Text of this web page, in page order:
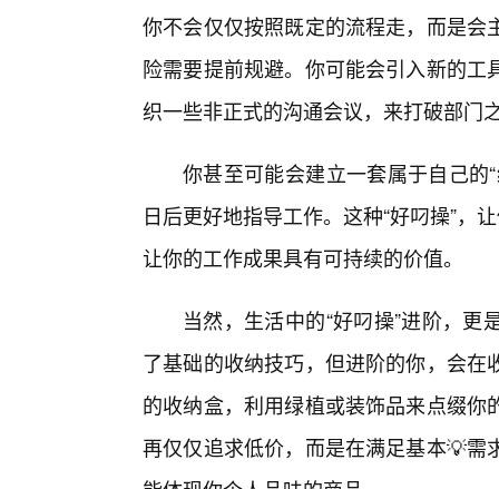
你不会仅仅按照既定的流程走，而是
险需要提前规避。你可能会引入新的
织一些非正式的沟通会议，来打破部门
你甚至可能会建立一套属于自己的
日后更好地指导工作。这种“好叼操”，
让你的工作成果具有可持续的价值。
当然，生活中的“好叼操”进阶，
了基础的收纳技巧，但进阶的你，会
的收纳盒，利用绿植或装饰品来点缀
再仅仅追求低价，而是在满足基本💡